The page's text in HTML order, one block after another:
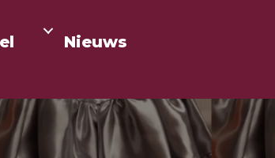
Nieuws